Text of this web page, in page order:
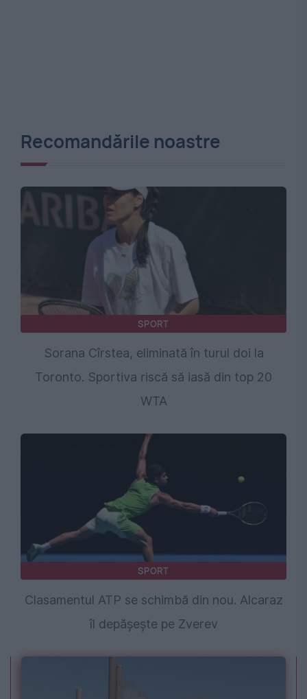
Recomandările noastre
SPORT
Sorana Cîrstea, eliminată în turul doi la
Toronto. Sportiva riscă să iasă din top 20
WTA
SPORT
Clasamentul ATP se schimbă din nou. Alcaraz
îl depășește pe Zverev